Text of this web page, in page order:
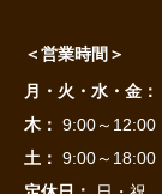
＜営業時間＞
月・火・水・金：
木： 9:00～12:00
土： 9:00～18:00